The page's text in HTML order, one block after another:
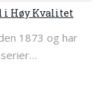
i Høy Kvalitet
1873 og har